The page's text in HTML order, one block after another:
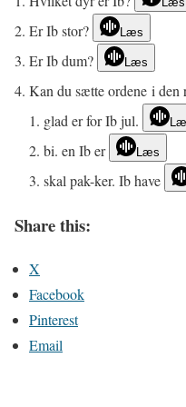
Er Ib stor? Læs
Er Ib dum? Læs
Kan du sætte ordene i
glad er for Ib jul.
bi. en Ib er Læs
skal pak-ker. Ib have
Share this:
X
Facebook
Pinterest
Email